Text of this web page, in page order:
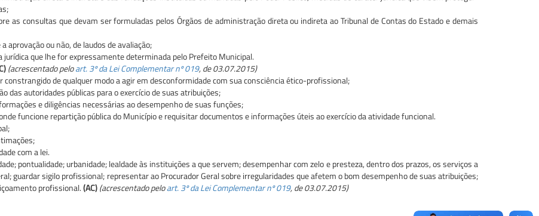
as consultas que devam ser formuladas pelos Órgãos de administração direta ou indireta ao Tribunal de Contas do Estado e demais
aprovação ou não, de laudos de avaliação;
que lhe for expressamente determinada pelo Prefeito Municipal.
(acrescentado peloart. 3º da Lei Complementar nº 019, de 03.07.2015)
de qualquer modo a agir em desconformidade com sua consciência ético-profissional;
das autoridades públicas para o exercício de suas atribuições;
e diligências necessárias ao desempenho de suas funções;
funcione repartição pública do Município e requisitar documentos e informações úteis ao exercício da atividade funcional.
com a lei.
pontualidade; urbanidade; lealdade às instituições a que servem; desempenhar com zelo e presteza, dentro dos prazos, os serviços a
guardar sigilo profissional; representar ao Procurador Geral sobre irregularidades que afetem o bom desempenho de suas atribuições;
profissional.(AC)(acrescentado peloart. 3º da Lei Complementar nº 019, de 03.07.2015)